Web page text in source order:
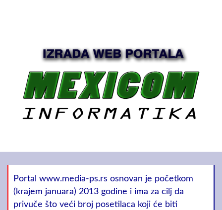
Portal www.media-ps.rs osnovan je početkom
(krajem januara) 2013 godine i ima za cilj da
privuče što veći broj posetilaca koji će biti